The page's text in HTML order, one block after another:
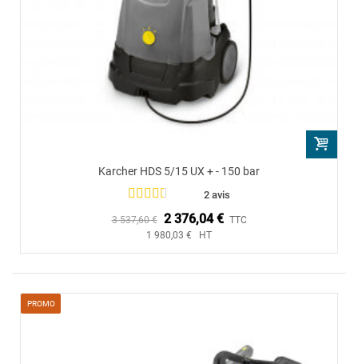
Karcher HDS 5/15 UX + - 150 bar
2 avis
3 537,60 € 2 376,04 € TTC
1 980,03 € HT
PROMO